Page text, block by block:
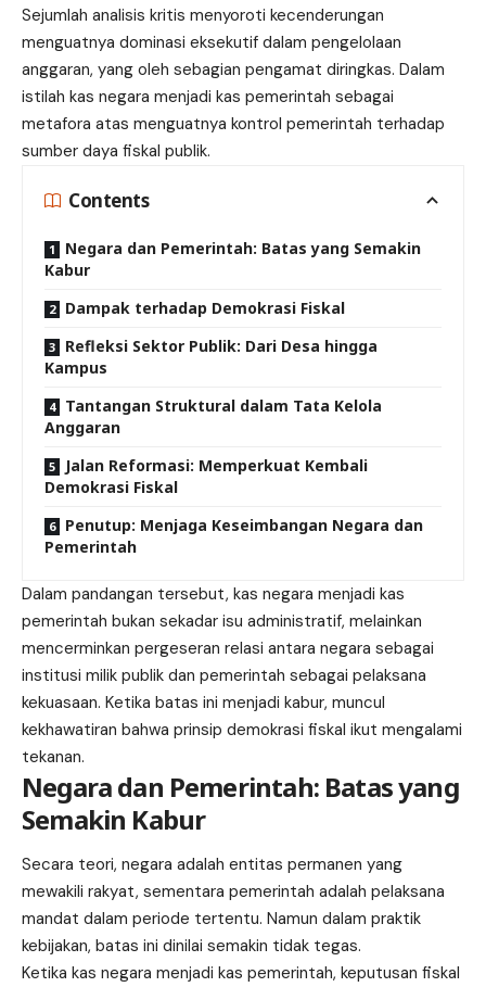
Sejumlah analisis kritis menyoroti kecenderungan
menguatnya dominasi eksekutif dalam pengelolaan
anggaran, yang oleh sebagian pengamat diringkas. Dalam
istilah kas negara menjadi kas pemerintah sebagai
metafora atas menguatnya kontrol pemerintah terhadap
sumber daya fiskal publik.
Contents
Negara dan Pemerintah: Batas yang Semakin
Kabur
Dampak terhadap Demokrasi Fiskal
Refleksi Sektor Publik: Dari Desa hingga
Kampus
Tantangan Struktural dalam Tata Kelola
Anggaran
Jalan Reformasi: Memperkuat Kembali
Demokrasi Fiskal
Penutup: Menjaga Keseimbangan Negara dan
Pemerintah
Dalam pandangan tersebut, kas negara menjadi kas
pemerintah bukan sekadar isu administratif, melainkan
mencerminkan pergeseran relasi antara negara sebagai
institusi milik publik dan pemerintah sebagai pelaksana
kekuasaan. Ketika batas ini menjadi kabur, muncul
kekhawatiran bahwa prinsip demokrasi fiskal ikut mengalami
tekanan.
Negara dan Pemerintah: Batas yang
Semakin Kabur
Secara teori, negara adalah entitas permanen yang
mewakili rakyat, sementara pemerintah adalah pelaksana
mandat dalam periode tertentu. Namun dalam praktik
kebijakan, batas ini dinilai semakin tidak tegas.
Ketika kas negara menjadi kas pemerintah, keputusan fiskal